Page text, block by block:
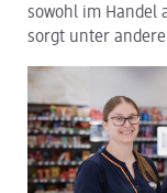
dm Online Shop
Über dm
Pressekontakt
sowohl im Handel
sorgt unter